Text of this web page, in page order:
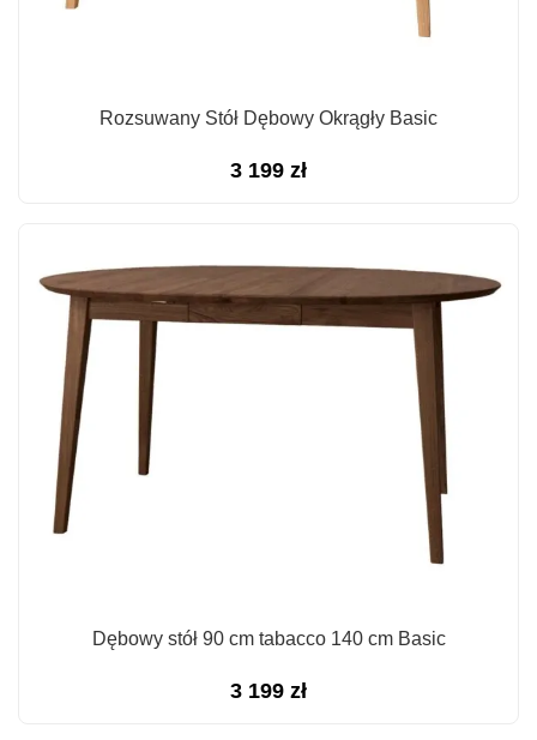
Rozsuwany Stół Dębowy Okrągły Basic
3 199 zł
Dębowy stół 90 cm tabacco 140 cm Basic
3 199 zł